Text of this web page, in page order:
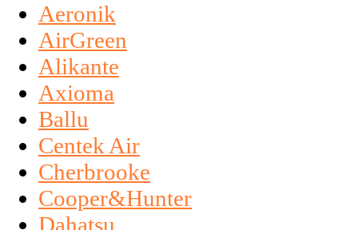
Aeronik
AirGreen
Alikante
Axioma
Ballu
Centek Air
Cherbrooke
Cooper&Hunter
Dahatsu